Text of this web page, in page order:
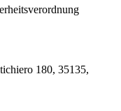
180, 35135,